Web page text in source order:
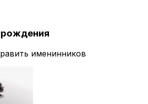
именинников